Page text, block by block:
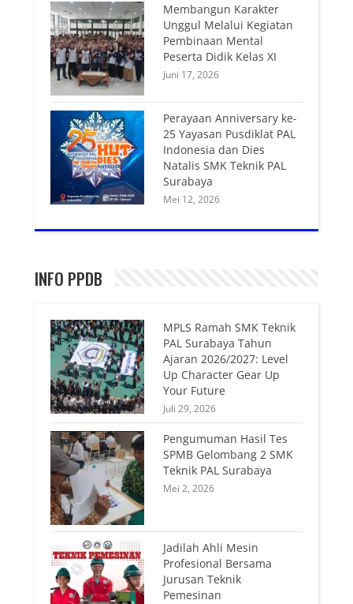
Membangun Karakter
Unggul Melalui Kegiatan
Pembinaan Mental
Peserta Didik Kelas XI
Juni 17, 2026
Perayaan Anniversary ke-
25 Yayasan Pusdiklat PAL
Indonesia dan Dies
Natalis SMK Teknik PAL
Surabaya
Mei 12, 2026
INFO PPDB
MPLS Ramah SMK Teknik
PAL Surabaya Tahun
Ajaran 2026/2027: Level
Up Character Gear Up
Your Future
Juli 29, 2026
Pengumuman Hasil Tes
SPMB Gelombang 2 SMK
Teknik PAL Surabaya
Mei 2, 2026
Jadilah Ahli Mesin
Profesional Bersama
Jurusan Teknik
Pemesinan